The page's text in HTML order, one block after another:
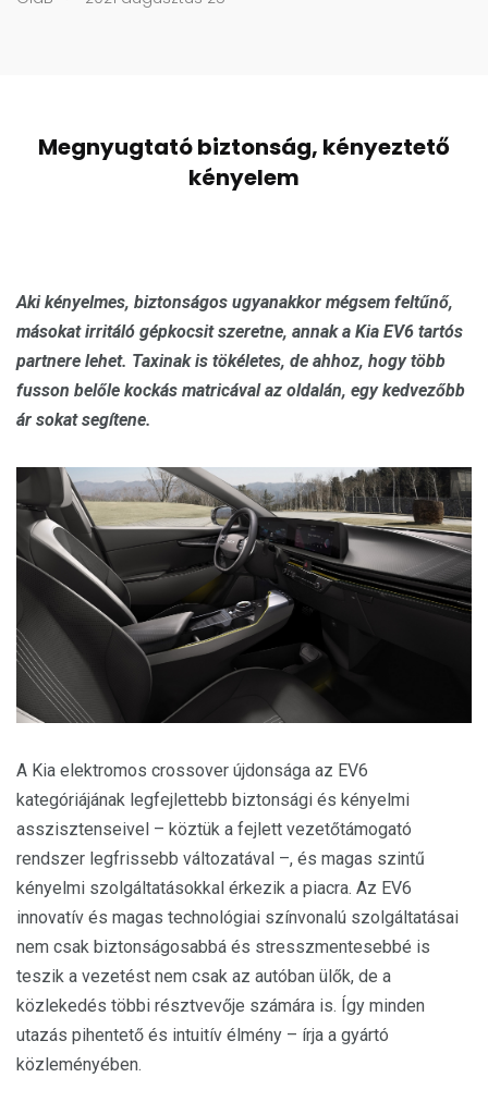
Megnyugtató biztonság, kényeztető
kényelem
Aki kényelmes, biztonságos ugyanakkor mégsem feltűnő,
másokat irritáló gépkocsit szeretne, annak a Kia EV6 tartós
partnere lehet. Taxinak is tökéletes, de ahhoz, hogy több
fusson belőle kockás matricával az oldalán, egy kedvezőbb
ár sokat segítene.
A Kia elektromos crossover újdonsága az EV6
kategóriájának legfejlettebb biztonsági és kényelmi
asszisztenseivel – köztük a fejlett vezetőtámogató
rendszer legfrissebb változatával –, és magas szintű
kényelmi szolgáltatásokkal érkezik a piacra. Az EV6
innovatív és magas technológiai színvonalú szolgáltatásai
nem csak biztonságosabbá és stresszmentesebbé is
teszik a vezetést nem csak az autóban ülők, de a
közlekedés többi résztvevője számára is. Így minden
utazás pihentető és intuitív élmény – írja a gyártó
közleményében.